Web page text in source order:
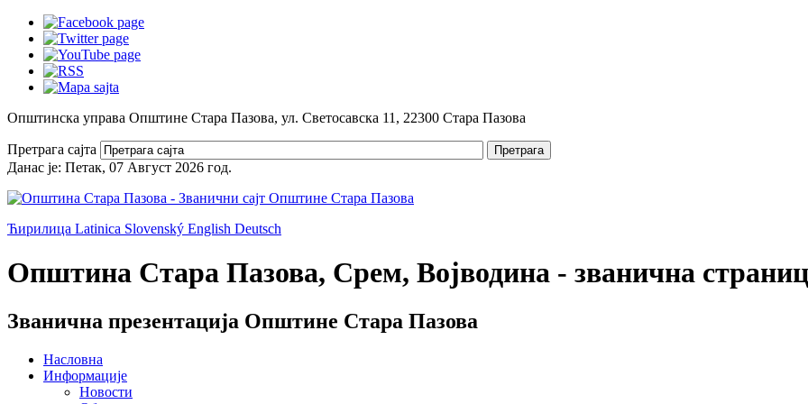
Општинска управа Општине Стара Пазова, ул. Светосавска 11, 22300 Стара Пазова
Претрага сајта Претрага
Данас је: Петак, 07 Август 2026 год.
Ћирилица Latinica Slovenský English Deutsch
Општина Стара Пазова, Срем, Војводина - званична
Званична презентација Општине Стара Пазова
Насловна
Информације
Новости